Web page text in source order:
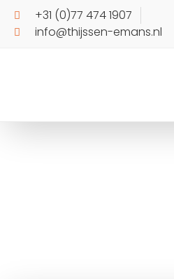
+31 (0)77 474 1907
info@thijssen-emans.nl